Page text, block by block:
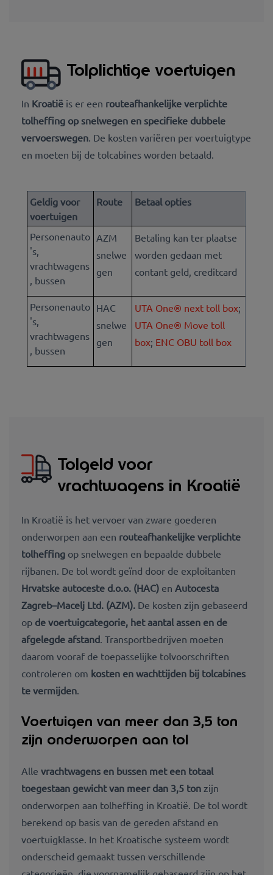
Tolplichtige voertuigen
In Kroatië is er een routeafhankelijke verplichte
tolheffing op snelwegen en specifieke dubbele
vervoerswegen . De kosten variëren per voertuigtype
en moeten bij de tolcabines worden betaald.
Geldig voor
voertuigen
Route Betaal opties
Personenauto
's,
vrachtwagens
, bussen
AZM
snelwe
gen
Betaling kan ter plaatse
worden gedaan met
contant geld, creditcard
Personenauto
's,
vrachtwagens
, bussen
HAC
snelwe
gen
UTA One® next toll box;
UTA One® Move toll
box; ENC OBU toll box
Tolgeld voor
vrachtwagens in Kroatië
In Kroatië is het vervoer van zware goederen
onderworpen aan een routeafhankelijke verplichte
tolheffing op snelwegen en bepaalde dubbele
rijbanen. De tol wordt geïnd door de exploitanten
Hrvatske autoceste d.o.o. (HAC) en Autocesta
Zagreb–Macelj Ltd. (AZM). De kosten zijn gebaseerd
op de voertuigcategorie, het aantal assen en de
afgelegde afstand . Transportbedrijven moeten
daarom vooraf de toepasselijke tolvoorschriften
controleren om kosten en wachttijden bij tolcabines
te vermijden
Voertuigen van meer dan 3,5 ton
zijn onderworpen aan tol
Alle vrachtwagens en bussen met een totaal
toegestaan gewicht van meer dan 3,5 ton zijn
onderworpen aan tolheffing in Kroatië. De tol wordt
berekend op basis van de gereden afstand en
voertuigklasse. In het Kroatische systeem wordt
onderscheid gemaakt tussen verschillende